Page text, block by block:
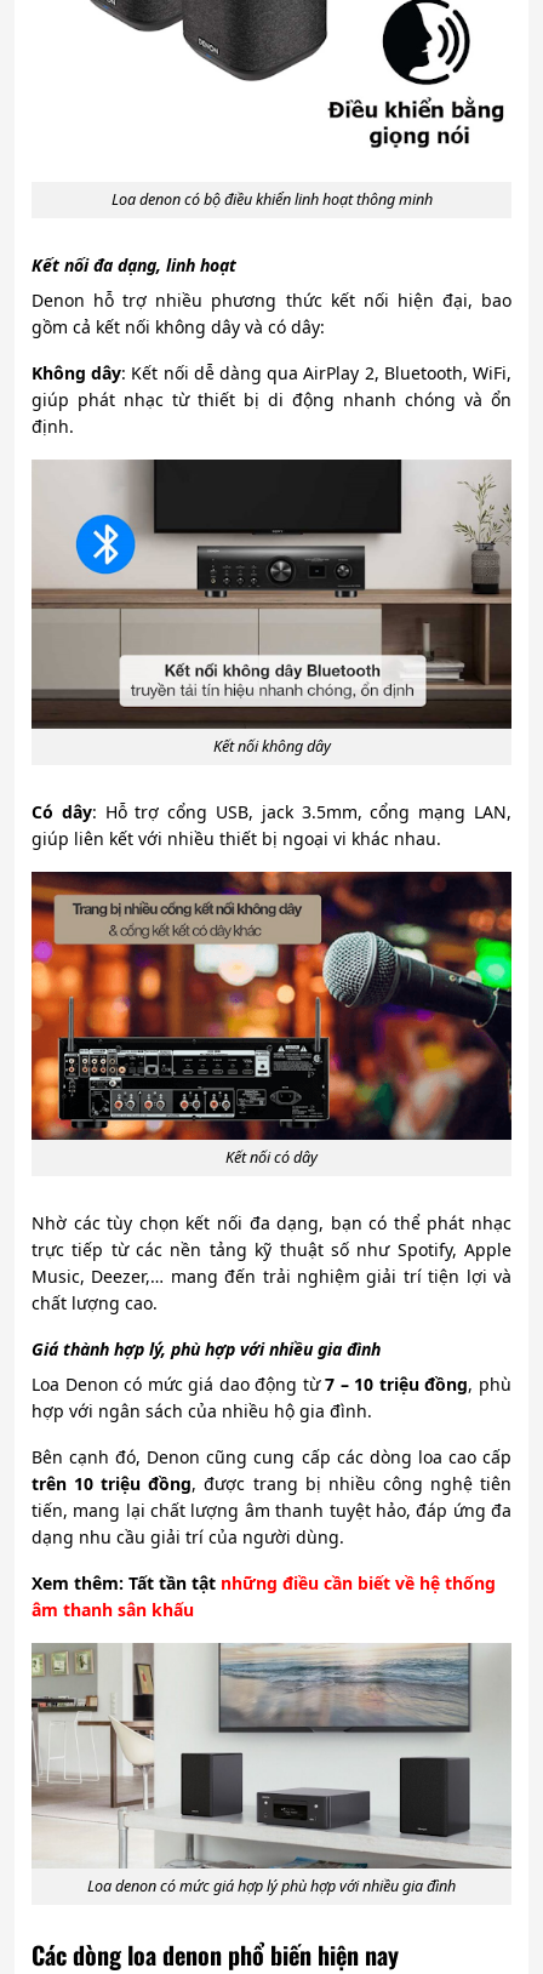
Loa denon có bộ điều khiển linh hoạt thông minh
Kết nối đa dạng, linh hoạt
Denon hỗ trợ nhiều phương thức kết nối hiện đại, bao
gồm cả kết nối không dây và có dây:
Không dây: Kết nối dễ dàng qua AirPlay 2, Bluetooth, WiFi,
giúp phát nhạc từ thiết bị di động nhanh chóng và ổn
định.
Kết nối không dây
Có dây: Hỗ trợ cổng USB, jack 3.5mm, cổng mạng LAN,
giúp liên kết với nhiều thiết bị ngoại vi khác nhau.
Kết nối có dây
Nhờ các tùy chọn kết nối đa dạng, bạn có thể phát nhạc
trực tiếp từ các nền tảng kỹ thuật số như Spotify, Apple
Music, Deezer,… mang đến trải nghiệm giải trí tiện lợi và
chất lượng cao.
Giá thành hợp lý, phù hợp với nhiều gia đình
Loa Denon có mức giá dao động từ7 – 10 triệu đồng, phù
hợp với ngân sách của nhiều hộ gia đình.
Bên cạnh đó, Denon cũng cung cấp các dòng loa cao cấp
trên 10 triệu đồng, được trang bị nhiều công nghệ tiên
tiến, mang lại chất lượng âm thanh tuyệt hảo, đáp ứng đa
dạng nhu cầu giải trí của người dùng.
Xem thêm: Tất tần tật những điều cần biết về hệ thống
âm thanh sân khấu
Loa denon có mức giá hợp lý phù hợp với nhiều gia đình
Các dòng loa denon phổ biến hiện nay